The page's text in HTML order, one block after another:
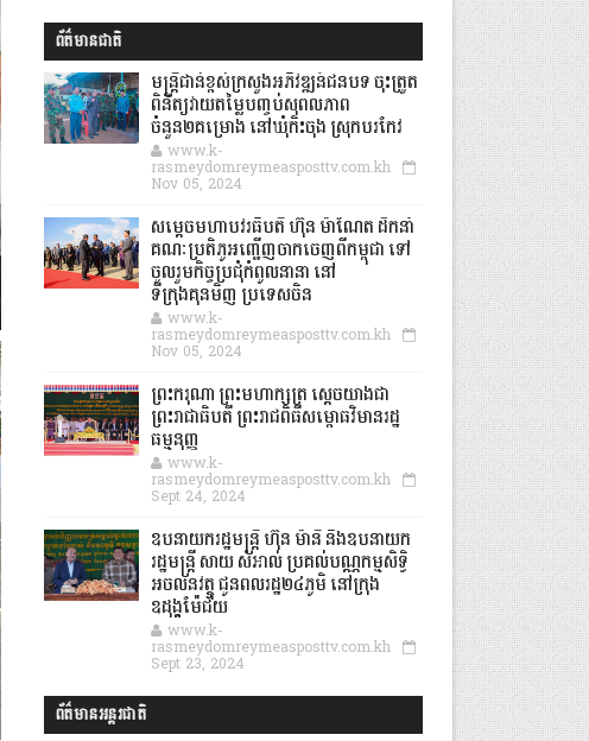
ព័ត៌មានជាតិ
មន្ត្រីជាន់ខ្ពស់ក្រសួងអភិវឌ្ឍន៍ជនបទ ចុះត្រួត
ពិនិត្យវាយតម្លៃបញ្ចប់សុពលភាព
ចំនួន២គម្រោង នៅឃុំកិះចុង ស្រុកបរកែវ
www.k-
rasmeydomreymeasposttv.com.kh
Nov 05, 2024
សម្តេចមហាបវរធិបតី ហ៊ុន ម៉ាណែត ដឹកនាំ
គណៈប្រតិភូអញ្ជើញចាកចេញពីកម្ពុជា ទៅ
ចូលរួមកិច្ចប្រជុំកំពូលនានា នៅ
ទីក្រុងគុនមិញ ប្រទេសចិន
www.k-
rasmeydomreymeasposttv.com.kh
Nov 05, 2024
ព្រះករុណា ព្រះមហាក្សត្រ ស្តេចយាងជា
ព្រះរាជាធិបតី ព្រះរាជពិធីសម្ពោធវិមានរដ្ឋ
ធម្មនុញ្ញ
www.k-
rasmeydomreymeasposttv.com.kh
Sept 24, 2024
ឧបនាយករដ្ឋមន្ដ្រី ហ៊ុន ម៉ានី និងឧបនាយក
រដ្ឋមន្ដ្រី សាយ សំអាល់ ប្រគល់បណ្ណកម្មសិទ្ធិ
អចលនវត្ថុ ជូនពលរដ្ឋ២៤ភូមិ នៅក្រុង
ឧដុង្គម៉ែជ័យ
www.k-
rasmeydomreymeasposttv.com.kh
Sept 23, 2024
ព័ត៌មានអន្តរជាតិ